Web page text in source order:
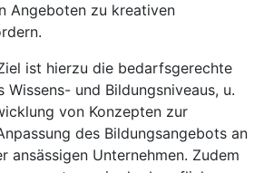
Angeboten zu kreativen
ist hierzu die bedarfsgerechte
Wissens- und Bildungsniveaus, u.
von Konzepten zur
des Bildungsangebots an
ansässigen Unternehmen. Zudem